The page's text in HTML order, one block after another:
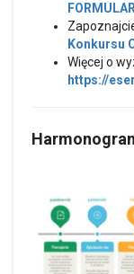
Konkursu
Więcej o
https://